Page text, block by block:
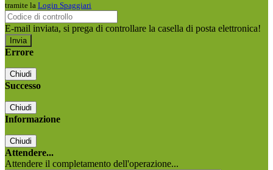
tramite la Login Spaggiari
E-mail inviata, si prega di controllare la casella di posta elettronica!
Errore
Chiudi
Successo
Chiudi
Informazione
Chiudi
Attendere...
Attendere il completamento dell'operazione...